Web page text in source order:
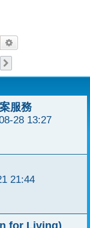
搜尋
服務
28 13:27
21:44